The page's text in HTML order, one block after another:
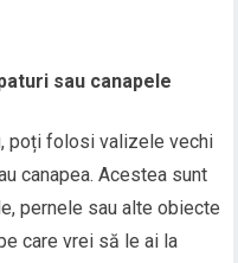
sau canapele
poți folosi valizele vechi
canapea. Acestea sunt
pernele sau alte obiecte
care vrei să le ai la